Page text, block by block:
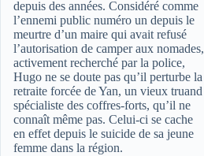
depuis des années. Considéré comme
l’ennemi public numéro un depuis le
meurtre d’un maire qui avait refusé
l’autorisation de camper aux nomades,
activement recherché par la police,
Hugo ne se doute pas qu’il perturbe la
retraite forcée de Yan, un vieux truand
spécialiste des coffres-forts, qu’il ne
connaît même pas. Celui-ci se cache
en effet depuis le suicide de sa jeune
femme dans la région.